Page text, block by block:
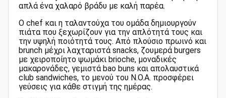
απλά ένα χαλαρό βράδυ με καλή παρέα.
Ο chef και η ταλαντούχα του ομάδα δημιουργούν
πιάτα που ξεχωρίζουν για την απλότητά τους και
την υψηλή ποιότητά τους. Από πλούσιο πρωινό και
brunch μέχρι λαχταριστά snacks, ζουμερά burgers
με χειροποίητο ψωμάκι brioche, μοναδικές
μακαρονάδες, γεμιστά bao buns και απολαυστικά
club sandwiches, το μενού του N.O.A. προσφέρει
γεύσεις για κάθε στιγμή της ημέρας.